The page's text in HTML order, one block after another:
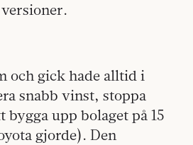
och gick hade alltid i
snabb vinst, stoppa
upp bolaget på 15
gjorde). Den